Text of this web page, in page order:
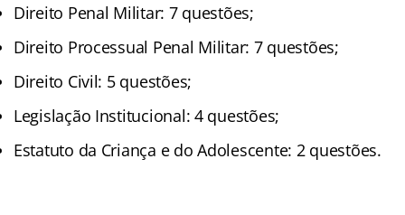
Direito Penal Militar: 7 questões;
Direito Processual Penal Militar: 7 questões;
Direito Civil: 5 questões;
Legislação Institucional: 4 questões;
Estatuto da Criança e do Adolescente: 2 questões.